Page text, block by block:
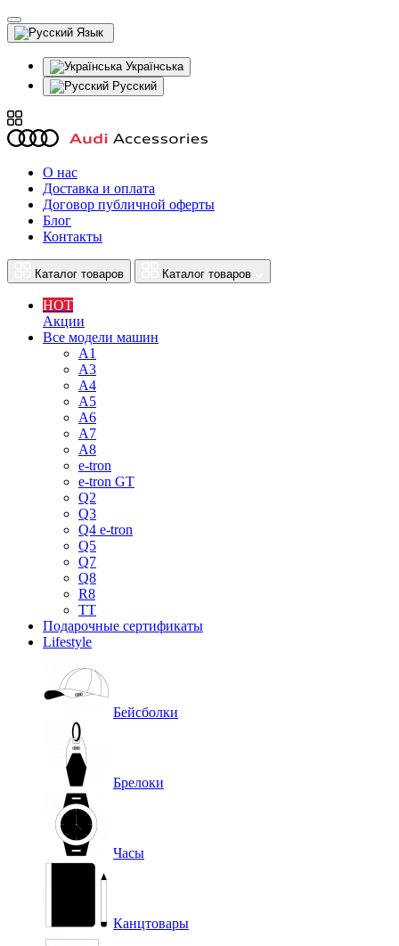
Язык
Українська
Русский
О нас
Доставка и оплата
Договор публичной оферты
Блог
Контакты
Каталог товаров Каталог товаров
HOT
Акции
Все модели машин
A1
A3
A4
A5
A6
A7
A8
e-tron
e-tron GT
Q2
Q3
Q4 e-tron
Q5
Q7
Q8
R8
TT
Подарочные сертификаты
Lifestyle
Бейсболки
Брелоки
Часы
Канцтовары